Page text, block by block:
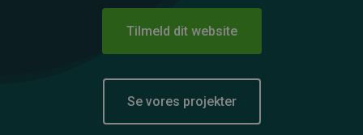
Tilmeld dit website
Se vores projekter